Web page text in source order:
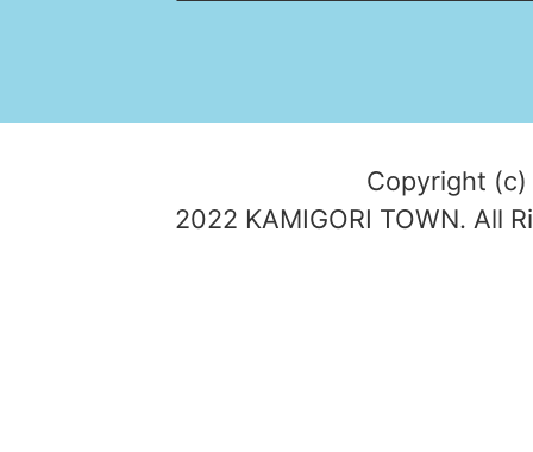
Copyright (c)
2022 KAMIGORI TOWN. All